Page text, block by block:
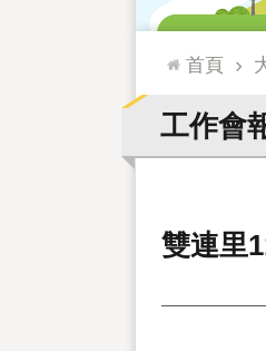
::: 首頁
工作會
雙連里